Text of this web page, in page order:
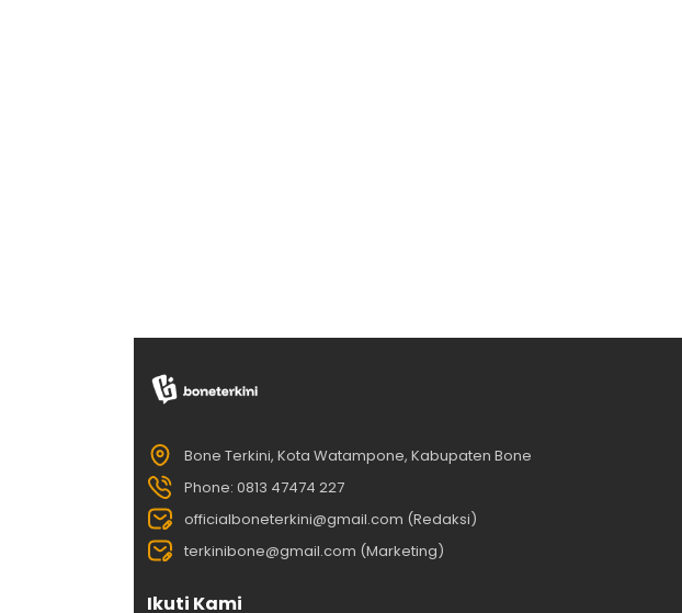
Bone Terkini, Kota Watampone, Kabupaten Bone
Phone: 0813 47474 227
officialboneterkini@gmail.com (Redaksi)
terkinibone@gmail.com (Marketing)
Ikuti Kami